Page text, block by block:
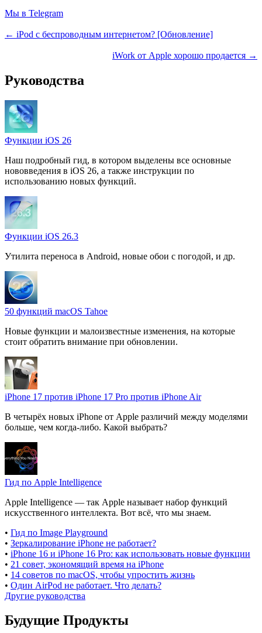
Мы в Telegram
← iPod с беспроводным интернетом? [Обновление]
iWork от Apple хорошо продается →
Руководства
Функции iOS 26
Наш подробный гид, в котором выделены все основные
нововведения в iOS 26, а также инструкции по
использованию новых функций.
Функции iOS 26.3
Утилита переноса в Android, новые обои с погодой, и др.
50 функций macOS Tahoe
Новые функции и малоизвестные изменения, на которые
стоит обратить внимание при обновлении.
iPhone 17 против iPhone 17 Pro против iPhone Air
В четырёх новых iPhone от Apple различий между моделями
больше, чем когда-либо. Какой выбрать?
Гид по Apple Intelligence
Apple Intelligence — так Apple называет набор функций
искусственного интеллекта. Вот всё, что мы знаем.
• Гид по Image Playground
• Зеркалирование iPhone не работает?
• iPhone 16 и iPhone 16 Pro: как использовать новые функции
• 21 совет, экономящий время на iPhone
• 14 советов по macOS, чтобы упростить жизнь
• Один AirPod не работает. Что делать?
Другие руководства
Будущие Продукты